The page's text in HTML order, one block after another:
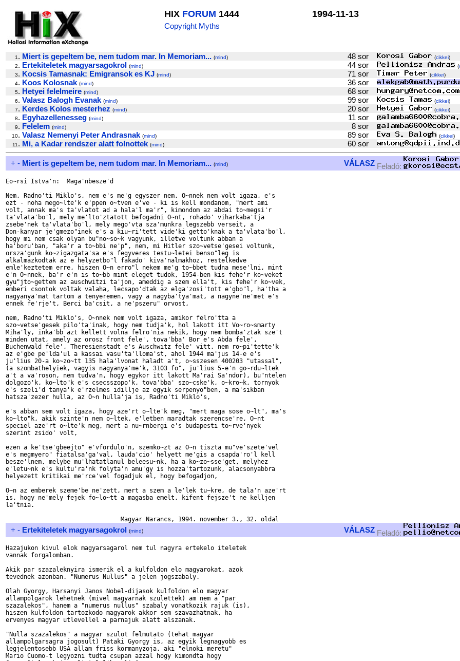
HIX FORUM 1444
Copyright Myths
1994-11-13
1 . Miert is gepeltem be, nem tudom mar. In Memoriam... (mind) 48 sor (cikkei)
2. Ertekiteletek magyarsagokrol (mind) 44 sor (
3. Kocsis Tamasnak: Emigransok es KJ (mind) 71 sor (cikkei)
4. Koos Kolosnak (mind) 36 sor
5. Hetyei felelmeire (mind) 68 sor
6. Valasz Balogh Evanak (mind) 99 sor (cikkei)
7. Kerdes Kolos mesterhez (mind) 20 sor (cikkei)
8. Egyhazellenesseg (mind) 11 sor
9. Felelem (mind) 8 sor
10. Valasz Nemenyi Peter Andrasnak (mind) 89 sor (cikkei)
11 . Mi, a Kadar rendszer alatt folnottek (mind) 60 sor
+ - Miert is gepeltem be, nem tudom mar. In Memoriam... (mind) VÁLASZ Feladó:
Eo~rsi Istva'n:  Maga'nbesze'd
Nem, Radno'ti Miklo's, nem e's me'g egyszer nem, O~nnek nem volt igaza, e's
ezt - noha mego~lte'k e'ppen o~tven e've - ki is kell mondanom, "mert ami
volt, annak ma's ta'vlatot ad a hala'l ma'r", kimondom az abdai to~megsi'r
ta'vlata'bo'l, mely me'lto'ztatott befogadni O~nt, rohado' viharkaba'tja
zsebe'nek ta'vlata'bo'l, mely mego'vta sza'munkra legszebb verseit, a
Don-kanyar je'gmezo"inek e's a kiu~ri'tett vide'ki getto'knak a ta'vlata'bo'l,
hogy mi nem csak olyan bu"no~so~k vagyunk, illetve voltunk abban a
ha'boru'ban, "aka'r a to~bbi ne'p", nem, mi Hitler szo~vetse'gesei voltunk,
orsza'gunk ko~zigazgata'sa e's fegyveres testu~letei benso"leg is
alkalmazkodtak az e helyzetbo"l fakado' kiva'nalmakhoz, restelkedve
emle'keztetem erre, hiszen O~n erro"l nekem me'g to~bbet tudna mese'lni, mint
e'n O~nnek, ba'r e'n is to~bb mint eleget tudok, 1954-ben kis fehe'r ko~veket
gyu"jto~gettem az auschwitzi ta'jon, ameddig a szem ella't, kis fehe'r ko~vek,
emberi csontok voltak valaha, lecsapo'dtak az elga'zosi'tott e'gbo"l, ha'tha a
nagyanya'mat tartom a tenyeremen, vagy a nagyba'tya'mat, a nagyne'ne'met e's
ennek fe'rje't, Berci ba'csit, a ne'pszeru" orvost,
nem, Radno'ti Miklo's, O~nnek nem volt igaza, amikor felro'tta a
szo~vetse'gesek pilo'ta'inak, hogy nem tudja'k, hol lakott itt Vo~ro~smarty
Miha'ly, inka'bb azt kellett volna felro'nia nekik, hogy nem bomba'ztak sze't
minden utat, amely az orosz front fele', tova'bba' Bor e's Abda fele',
Buchenwald fele', Theresienstadt e's Auschwitz fele' vitt, nem ro~pi'tette'k
az e'gbe pe'lda'ul a kassai vasu'ta'lloma'st, ahol 1944 ma'jus 14-e e's
ju'lius 20-a ko~zo~tt 135 hala'lvonat haladt a't, o~sszesen 400203 "utassal",
(a szombathelyiek, vagyis nagyanya'me'k, 3103 fo", ju'lius 5-e'n go~rdu~ltek
a't a va'roson, nem tudva'n, hogy egykor itt lakott Ma'rai Sa'ndor), bu"ntelen
dolgozo'k, ko~lto"k e's csecsszopo'k, tova'bba' szo~cske'k, o~kro~k, tornyok
e's szeli'd tanya'k e'rzelmes idillje az egyik serpenyo"ben, a ma'sikban
hatsza'zezer hulla, az O~n hulla'ja is, Radno'ti Miklo's,
e's abban sem volt igaza, hogy aze'rt o~lte'k meg, "mert maga sose o~lt", ma's
ko~lto"k, akik szinte'n nem o~ltek, e'letben maradtak szerencse're, O~nt
speciel aze'rt o~lte'k meg, mert a nu~rnbergi e's budapesti to~rve'nyek
szerint zsido' volt,
ezen a ke'tse'gbeejto" e'vfordulo'n, szemko~zt az O~n tiszta mu"ve'szete'vel
e's megmyero" fiatalsa'ga'val, lauda'cio' helyett me'gis a csapda'ro'l kell
besze'lnem, melybe mu'lhatatlanul beleesu~nk, ha a ko~zo~sse'get, melyhez
e'letu~nk e's kultu'ra'nk folyta'n amu'gy is hozza'tartozunk, alacsonyabbra
helyezett kritikai me'rce'vel fogadjuk el, hogy befogadjon,
O~n az emberek szeme'be ne'zett, mert a szem a le'lek tu~kre, de tala'n aze'rt
is, hogy ne'mely fejek fo~lo~tt a magasba emelt, kifent fejsze't ne kelljen
la'tnia.
+ - Ertekiteletek magyarsagokrol (mind) VÁLASZ Feladó:
Hazajukon kivul elok magyarsagarol nem tul nagyra ertekelo iteletek
vannak forgalomban.
Akik par szazaleknyira ismerik el a kulfoldon elo magyarokat, azok
tevednek azonban. "Numerus Nullus" a jelen jogszabaly.
Olah Gyorgy, Harsanyi Janos Nobel-dijasok kulfoldon elo magyar
allampolgarok lehetnek (mivel magyarnak szulettek) am nem a "par
szazalekos", hanem a "numerus nullus" szabaly vonatkozik rajuk (is),
hiszen kulfoldon tartozkodo magyarok akkor sem szavazhatnak, ha
ervenyes magyar utlevellel a parnajuk alatt alszanak.
"Nulla szazalekos" a magyar szulot felmutato (tehat magyar
allampolgarsagra jogosult) Pataki Gyorgy is, az egyik legnagyobb es
legjelentosebb USA allam friss kormanyzoja, aki "elnoki meretu"
Mario Cuomo-t legyozni tudta csupan azzal hogy kimondta hogy